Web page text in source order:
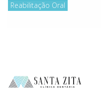
Reabilitação Oral